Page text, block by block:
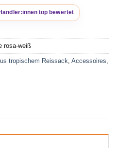
rosa-weiß
tropischem Reissack Accessoires